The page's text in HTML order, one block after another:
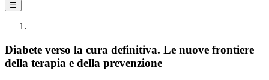
☰
Diabete verso la cura definitiva. Le nuove frontiere
della terapia e della prevenzione